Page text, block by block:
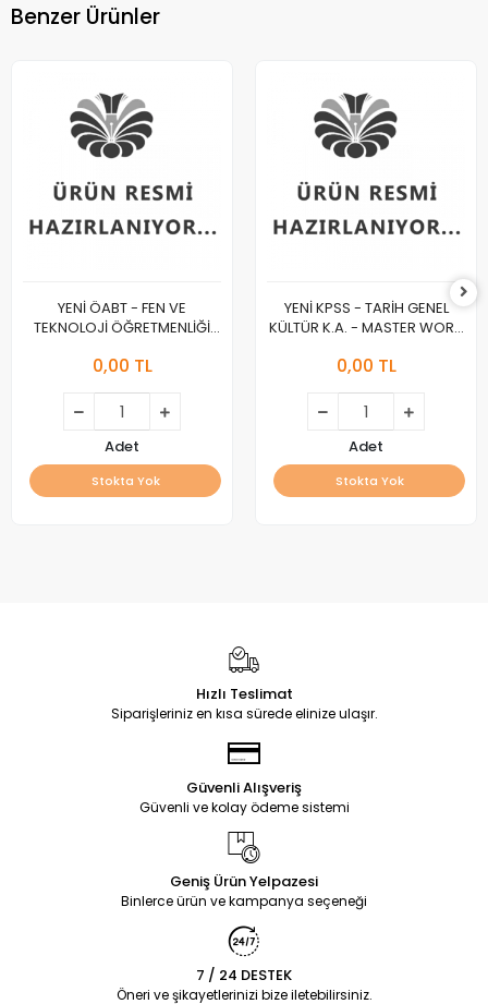
Benzer Ürünler
YENİ ÖABT - FEN VE
TEKNOLOJİ ÖĞRETMENLİĞİ
0,00 TL
Adet
Stokta Yok
YENİ KPSS - TARİH GENEL
KÜLTÜR K.A. - MASTER WORK
0,00 TL
Adet
Stokta Yok
Hızlı Teslimat
Siparişleriniz en kısa sürede elinize ulaşır.
Güvenli Alışveriş
Güvenli ve kolay ödeme sistemi
Geniş Ürün Yelpazesi
Binlerce ürün ve kampanya seçeneği
7 / 24 DESTEK
Öneri ve şikayetlerinizi bize iletebilirsiniz.